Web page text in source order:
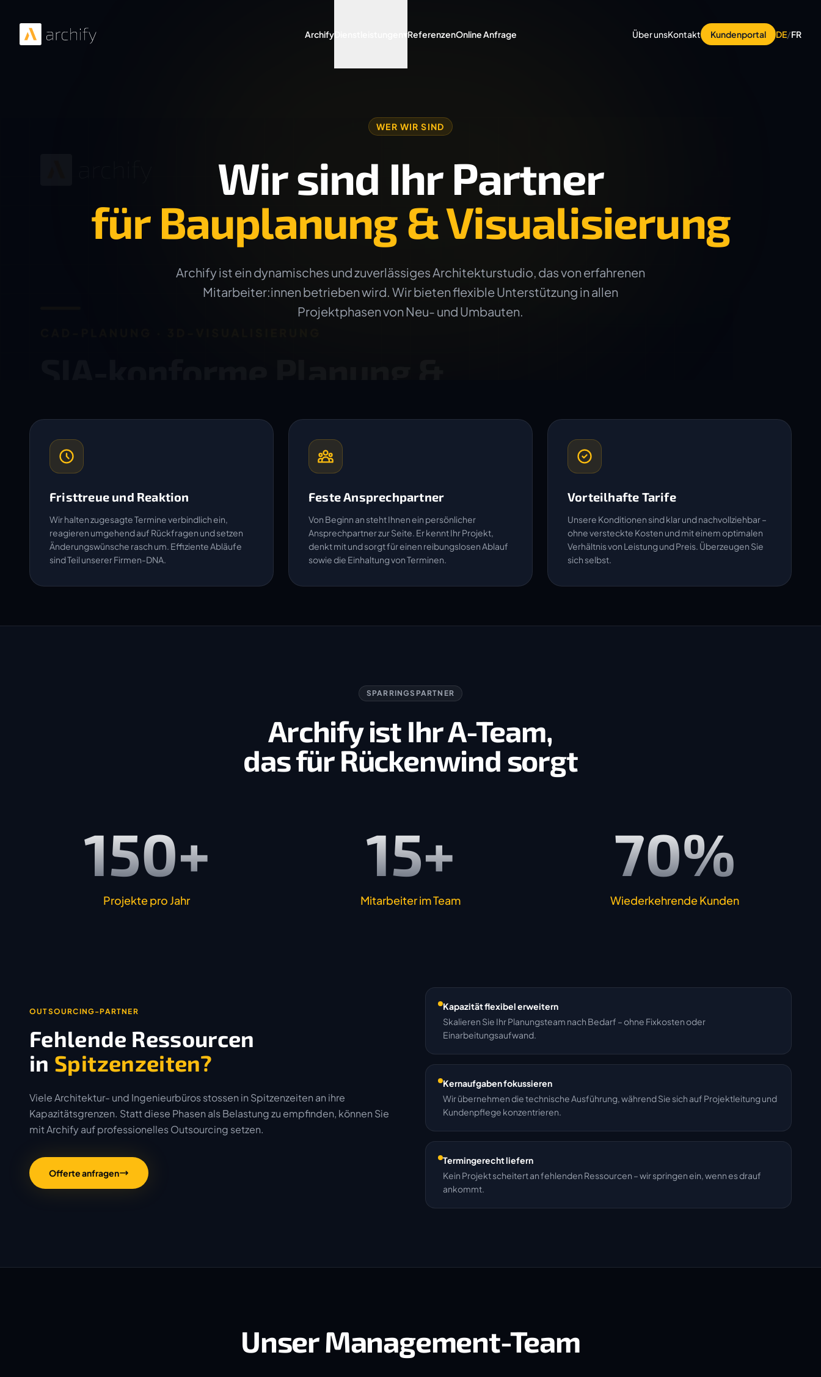
ArchifyDienstleistungen ReferenzenOnline Anfrage Über unsKontakt Kundenportal DE/FR
WER WIR SIND
Wir sind Ihr Partner
für Bauplanung & Visualisierung
Archify ist ein dynamisches und zuverlässiges Architekturstudio, das von erfahrenen
Mitarbeiter:innen betrieben wird. Wir bieten flexible Unterstützung in allen
Projektphasen von Neu- und Umbauten.
Fristtreue und Reaktion
Wir halten zugesagte Termine verbindlich ein,
reagieren umgehend auf Rückfragen und setzen
Änderungswünsche rasch um. Effiziente Abläufe
sind Teil unserer Firmen-DNA.
Feste Ansprechpartner
Von Beginn an steht Ihnen ein persönlicher
Ansprechpartner zur Seite. Er kennt Ihr Projekt,
denkt mit und sorgt für einen reibungslosen Ablauf
sowie die Einhaltung von Terminen.
Vorteilhafte Tarife
Unsere Konditionen sind klar und nachvollziehbar –
ohne versteckte Kosten und mit einem optimalen
Verhältnis von Leistung und Preis. Überzeugen Sie
sich selbst.
SPARRINGSPARTNER
Archify ist Ihr A-Team,
das für Rückenwind sorgt
150+
Projekte pro Jahr
15+
Mitarbeiter im Team
70%
Wiederkehrende Kunden
OUTSOURCING-PARTNER
Fehlende Ressourcen
in Spitzenzeiten?
Viele Architektur- und Ingenieurbüros stossen in Spitzenzeiten an ihre
Kapazitätsgrenzen. Statt diese Phasen als Belastung zu empfinden, können Sie
mit Archify auf professionelles Outsourcing setzen.
Offerte anfragen
Kapazität flexibel erweitern
Skalieren Sie Ihr Planungsteam nach Bedarf – ohne Fixkosten oder
Einarbeitungsaufwand.
Kernaufgaben fokussieren
Wir übernehmen die technische Ausführung, während Sie sich auf Projektleitung und
Kundenpflege konzentrieren.
Termingerecht liefern
Kein Projekt scheitert an fehlenden Ressourcen – wir springen ein, wenn es drauf
ankommt.
Unser Management-Team